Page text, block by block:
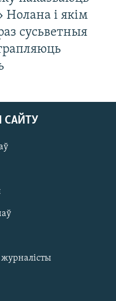
і якім
сусьветныя
САЙТУ
журналісты